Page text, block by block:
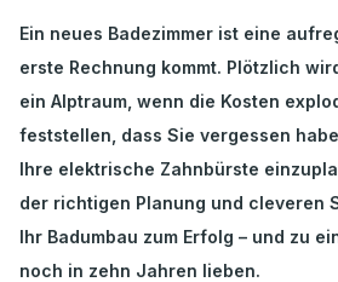
Ein neues Badezimmer ist eine
erste Rechnung kommt. Plötzlich
ein Alptraum, wenn die Kosten
feststellen, dass Sie vergessen
Ihre elektrische Zahnbürste
der richtigen Planung und cleveren
Ihr Badumbau zum Erfolg – und zu
noch in zehn Jahren lieben.